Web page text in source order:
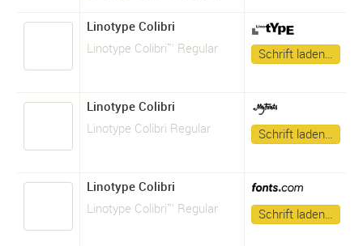
Linotype Colibri
Linotype Colibri™ Regular
Schrift laden…
Linotype Colibri
Linotype Colibri Regular
Schrift laden…
Linotype Colibri
Linotype Colibri™ Regular
Schrift laden…